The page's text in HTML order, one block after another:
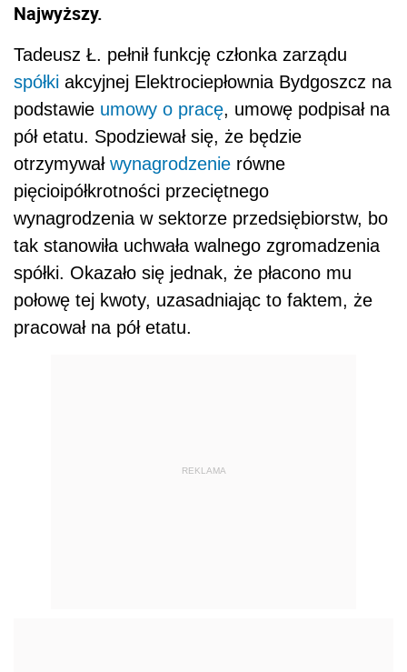
Najwyższy.
Tadeusz Ł. pełnił funkcję członka zarządu
spółki akcyjnej Elektrociepłownia Bydgoszcz na
podstawie umowy o pracę, umowę podpisał na
pół etatu. Spodziewał się, że będzie
otrzymywał wynagrodzenie równe
pięcioipółkrotności przeciętnego
wynagrodzenia w sektorze przedsiębiorstw, bo
tak stanowiła uchwała walnego zgromadzenia
spółki. Okazało się jednak, że płacono mu
połowę tej kwoty, uzasadniając to faktem, że
pracował na pół etatu.
REKLAMA